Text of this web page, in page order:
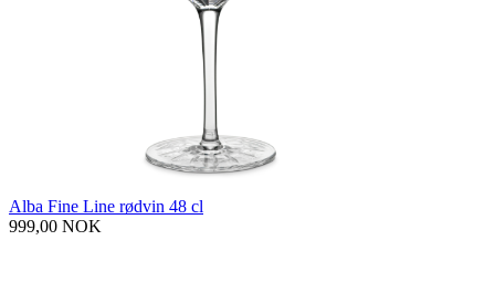
Alba Fine Line rødvin 48 cl
999,00 NOK